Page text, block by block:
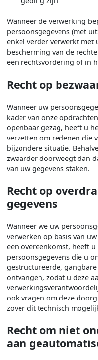
Wanneer de verwerking
persoonsgegevens (met
enkel verder verwerkt met
bescherming van de
een rechtsvordering of in
Recht op
Wanneer uw
kader van onze
openbaar gezag, heeft u
verzetten om redenen die
bijzondere situatie.
zwaarder doorweegt dan
van uw gegevens staken.
Recht op
gegevens
Wanneer we uw
verwerken op basis van
een overeenkomst, heeft
persoonsgegevens die u
gestructureerde,
ontvangen, zodat u deze
ook vragen om deze
zover dit technisch
Recht om niet
aan